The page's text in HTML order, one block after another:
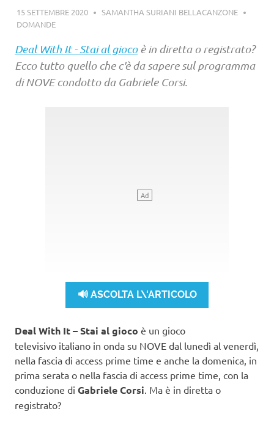
15 SETTEMBRE 2020
SAMANTHA SURIANI BELLACANZONE
DOMANDE
Deal With It - Stai al giocoè in diretta o registrato?
Ecco tutto quello che c'è da sapere sul programma
di NOVE condotto da Gabriele Corsi.
🔊 ASCOLTA L\'ARTICOLO
Deal With It – Stai al gioco è un gioco
televisivo italiano in onda su NOVE dal lunedì al venerdì,
nella fascia di access prime time e anche la domenica, in
prima serata o nella fascia di access prime time, con la
conduzione di Gabriele Corsi . Ma è in diretta o
registrato?